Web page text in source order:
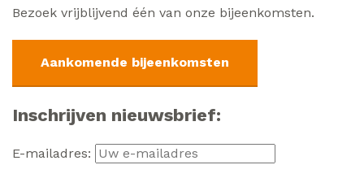
Bezoek vrijblijvend één van onze bijeenkomsten.
Aankomende bijeenkomsten
Inschrijven nieuwsbrief:
E-mailadres: